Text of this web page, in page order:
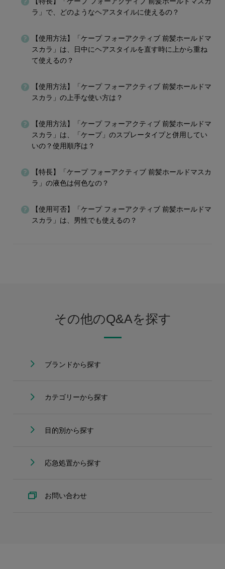
ラ」で、どのようなヘアスタイルに使えるの？
【使用方法】「ケープ フォーアクティブ 前髪ホールドマ
スカラ」は、日中にヘアスタイルを直す時に上から重ね
て使えるの？
【使用方法】「ケープ フォーアクティブ 前髪ホールドマ
スカラ」の上手な使い方は？
【使用方法】「ケープ フォーアクティブ 前髪ホールドマ
スカラ」は、「ケープ」のスプレータイプと併用してい
いの？使用順序は？
【特長】「ケープ フォーアクティブ 前髪ホールドマスカ
ラ」の液色は何色なの？
【使用可否】「ケープ フォーアクティブ 前髪ホールドマ
スカラ」は、男性でも使えるの？
その他のQ&Aを探す
ブランドから探す
カテゴリーから探す
目的別から探す
応急処置から探す
お問い合わせ